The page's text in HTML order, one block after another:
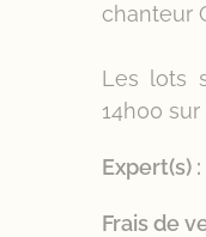
chanteur
Les lots
14h00
Expert(s) :
Frais de